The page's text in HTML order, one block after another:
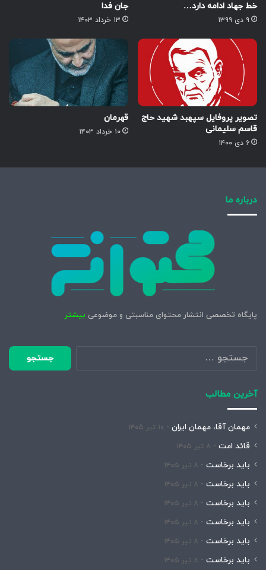
خط جهاد ادامه دارد…
۹ دی ۱۳۹۹
جان فدا
۱۳ خرداد ۱۴۰۳
تصویر پروفایل سپهبد شهید حاج
قاسم سلیمانی
۶ دی ۱۴۰۰
قهرمان
۱۰ خرداد ۱۴۰۳
درباره ما
پایگاه تخصصی انتشار محتوای مناسبتی و موضوعی بیشتر
جستجو
برای:
آخرین مطالب
مهمان آقا، مهمان ایران ۱۰ تیر ۱۴۰۵
قائد امت ۸ تیر ۱۴۰۵
باید برخاست ۸ تیر ۱۴۰۵
باید برخاست ۸ تیر ۱۴۰۵
باید برخاست ۸ تیر ۱۴۰۵
باید برخاست ۸ تیر ۱۴۰۵
باید برخاست ۸ تیر ۱۴۰۵
باید برخاست ۸ تیر ۱۴۰۵